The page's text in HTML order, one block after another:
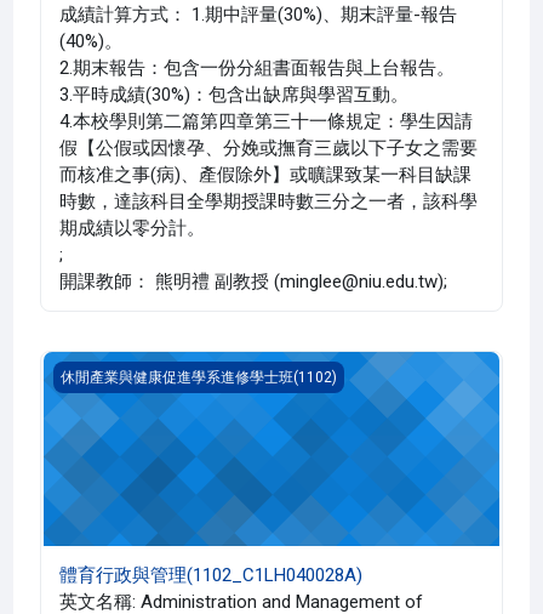
成績計算方式： 1.期中評量(30%)、期末評量-報告
(40%)。
2.期末報告：包含一份分組書面報告與上台報告。
3.平時成績(30%)：包含出缺席與學習互動。
4.本校學則第二篇第四章第三十一條規定：學生因請
假【公假或因懷孕、分娩或撫育三歲以下子女之需要
而核准之事(病)、產假除外】或曠課致某一科目缺課
時數，達該科目全學期授課時數三分之一者，該科學
期成績以零分計。
;
開課教師： 熊明禮 副教授 (minglee@niu.edu.tw);
體育行政與管理(1102_C1LH040028A)
休閒產業與健康促進學系進修學士班(1102)
體育行政與管理(1102_C1LH040028A)
英文名稱: Administration and Management of